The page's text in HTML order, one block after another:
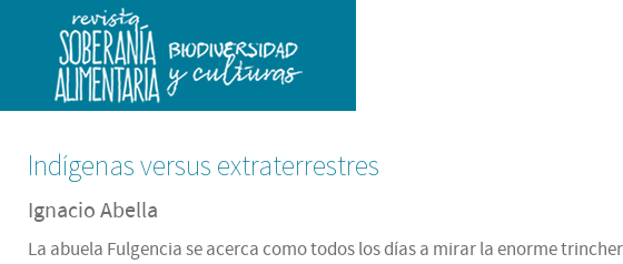
Indígenas versus extraterrestres
Ignacio Abella
La abuela Fulgencia se acerca como todos los días a mirar la enorme